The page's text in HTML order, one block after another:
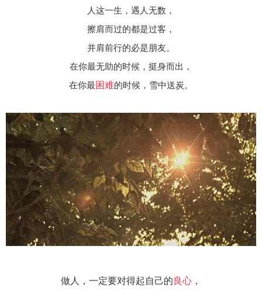
人这一生，遇人无数，
擦肩而过的都是过客，
并肩前行的必是朋友。
在你最无助的时候，挺身而出，
在你最困难的时候，雪中送炭。
做人，一定要对得起自己的良心 ，